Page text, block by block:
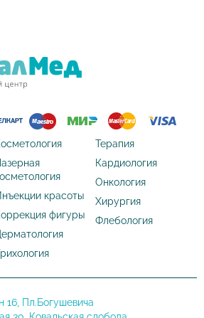
красоты
фигуры
Терапия
Кардиология
Онкология
Хирургия
Флебология
16, Пл.Богушевича